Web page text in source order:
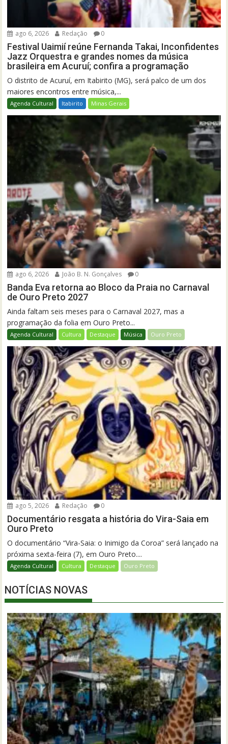
ago 6, 2026 Redação 0
Festival Uaimií reúne Fernanda Takai, Inconfidentes
Jazz Orquestra e grandes nomes da música
brasileira em Acuruí; confira a programação
O distrito de Acuruí, em Itabirito (MG), será palco de um dos
maiores encontros entre música,...
Agenda Cultural Itabirito Minas Gerais
ago 6, 2026 João B. N. Gonçalves 0
Banda Eva retorna ao Bloco da Praia no Carnaval
de Ouro Preto 2027
Ainda faltam seis meses para o Carnaval 2027, mas a
programação da folia em Ouro Preto...
Agenda Cultural Cultura Destaque Música Ouro Preto
ago 5, 2026 Redação 0
Documentário resgata a história do Vira-Saia em
Ouro Preto
O documentário “Vira-Saia: o Inimigo da Coroa” será lançado na
próxima sexta-feira (7), em Ouro Preto....
Agenda Cultural Cultura Destaque Ouro Preto
NOTÍCIAS NOVAS